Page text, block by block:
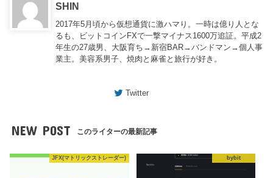
SHIN
2017年5月頃から仮想通貨に激ハマり。一時は億り人とな
るも、ビットコインFXで一撃マイナス1600万追証。平成2
年生の27歳男、大阪育ち→新宿BAR→バンドマン→個人事
業主。美容系男子、焼肉と麻雀と旅行が好き。
Twitter
NEW POST このライターの最新記事
JFX(マトリックストレーダー) bybit